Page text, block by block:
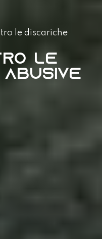
le discariche
le